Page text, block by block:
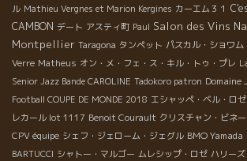
ル Mathieu Vergnes et Marion Kergines カーエム３１
CAMBON デート アスティ町 Paul Salon des Vins
Montpellier Taragona タンペット パスカル・ショワム
Verre Matheus オン・メ・フェ・ス・キル・トゥ・プレ
Senior Jazz Bande CAROLINE Tadokoro patron
Football COUPE DE MONDE 2018 エシャッペ・ベル・ロゼ
レカール lot 1117 Benoit Courault クリスチャン・ビネ
CPV équipe シェフ・ジェローム・ジェグル BMO Yamada
BARTUCCI シャトー・マルゴー ムレシップ・ロゼ ハリー